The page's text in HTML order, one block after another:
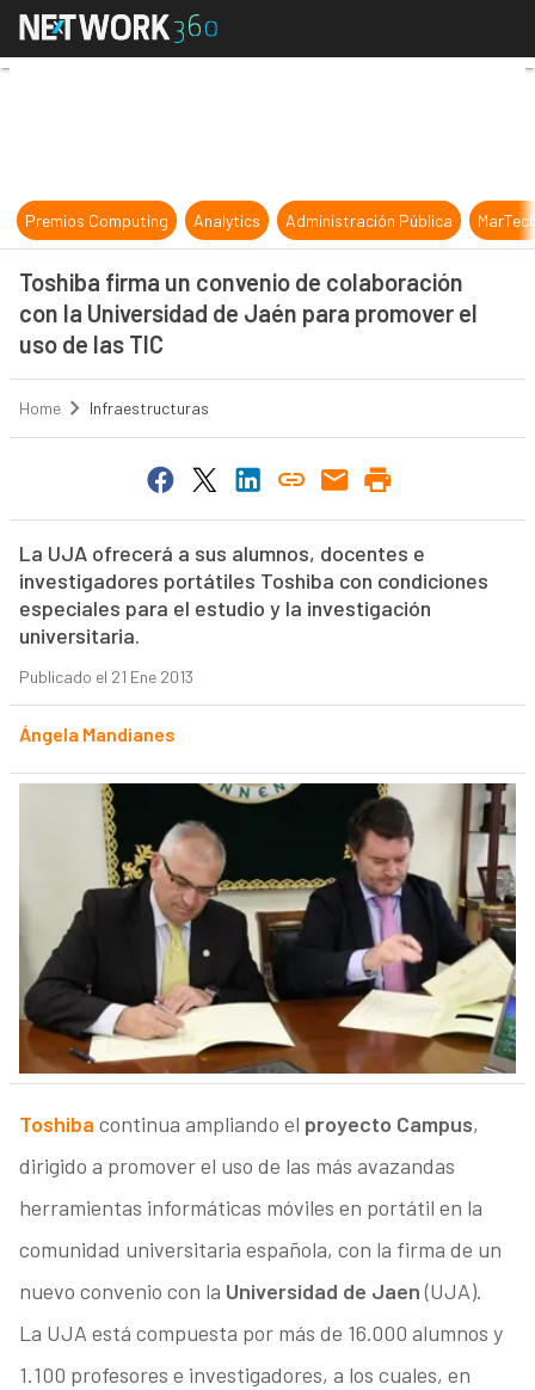
Toshiba firma un convenio de
Premios Computing Analytics Administración Pública
Toshiba firma un convenio de colaboración
con la Universidad de Jaén para promover el
uso de las TIC
Home Infraestructuras
La UJA ofrecerá a sus alumnos, docentes e
investigadores portátiles Toshiba con condiciones
especiales para el estudio y la investigación
universitaria.
Publicado el 21 Ene 2013
Ángela Mandianes
Toshiba continua ampliando el proyecto Campus,
dirigido a promover el uso de las más avazandas
herramientas informáticas móviles en portátil en la
comunidad universitaria española, con la firma de un
nuevo convenio con la Universidad de Jaen(UJA).
La UJA está compuesta por más de 16.000 alumnos y
1.100 profesores e investigadores, a los cuales, en